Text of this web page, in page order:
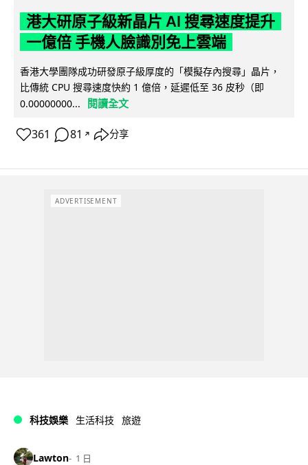
港大研原子級新晶片 AI 搜尋速度提升
一億倍 手機人臉識別免上雲端
香港大學團隊成功研發原子級厚度的「模擬存內搜尋」晶片，
比傳統 CPU 搜尋速度快約 1 億倍，延遲低至 36 皮秒（即
0.00000000...
閱讀全文
361 81 ↗ 分享
ADVERTISEMENT
科技娛樂 生活科技 旅遊
Lawton 1 日